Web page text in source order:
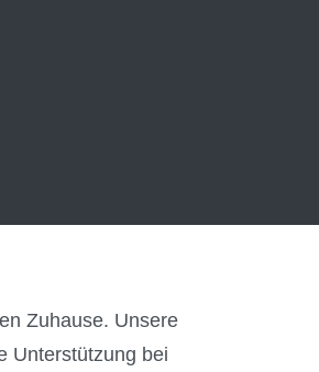
Zuhause. Unsere
Unterstützung bei